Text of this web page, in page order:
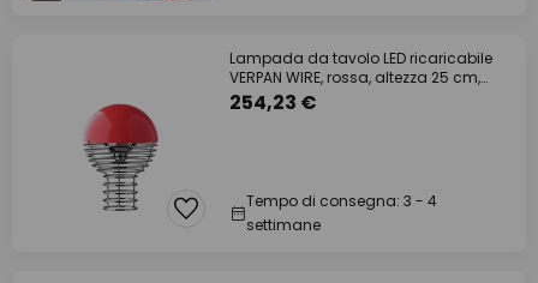
Lampada da tavolo LED ricaricabile
VERPAN WIRE, rossa, altezza 25 cm,
IP44
254,23 €
Tempo di consegna: 3 - 4
settimane